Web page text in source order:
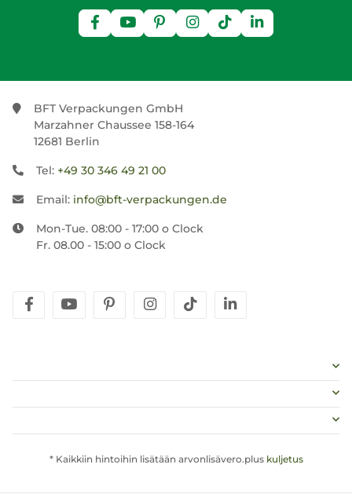
BFT Verpackungen GmbH
Marzahner Chaussee 158-164
12681 Berlin
Tel: +49 30 346 49 21 00
Email: info@bft-verpackungen.de
Mon-Tue. 08:00 - 17:00 o Clock
Fr. 08.00 - 15:00 o Clock
facebookyoutubepinterestinstagram
tiktok
* Kaikkiin hintoihin lisätään arvonlisävero.plus kuljetus